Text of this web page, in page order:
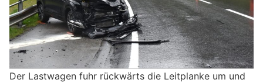
Der Lastwagen fuhr rückwärts die Leitplanke um und